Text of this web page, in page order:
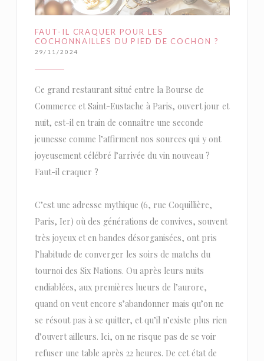
FAUT-IL CRAQUER POUR LES
COCHONNAILLES DU PIED DE COCHON ?
29/11/2024
Ce grand restaurant situé entre la Bourse de
Commerce et Saint-Eustache à Paris, ouvert jour et
nuit, est-il en train de connaître une seconde
jeunesse comme l’affirment nos sources qui y ont
joyeusement célébré l’arrivée du vin nouveau ?
Faut-il craquer ?
C’est une adresse mythique (6, rue Coquillière,
Paris, Ier) où des générations de convives, souvent
très joyeux et en bandes désorganisées, ont pris
l’habitude de converger les soirs de matchs du
tournoi des Six Nations. Ou après leurs nuits
endiablées, aux premières lueurs de l’aurore,
quand on veut encore s’abandonner mais qu’on ne
se résout pas à se quitter, et qu’il n’existe plus rien
d’ouvert ailleurs. Ici, on ne risque pas de se voir
refuser une table après 22 heures. De cet état de